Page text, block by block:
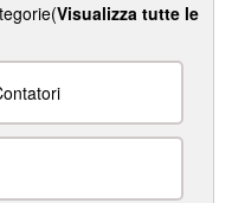
Visualizza tutte le